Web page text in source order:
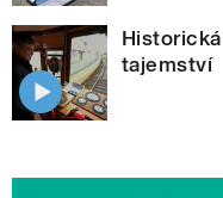
tajemství